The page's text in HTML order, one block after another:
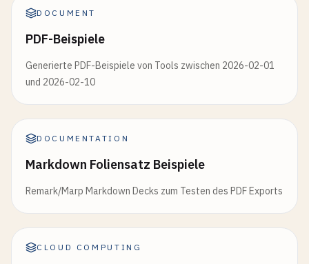
DOCUMENT
PDF-Beispiele
Generierte PDF-Beispiele von Tools zwischen 2026-02-01
und 2026-02-10
DOCUMENTATION
Markdown Foliensatz Beispiele
Remark/Marp Markdown Decks zum Testen des PDF Exports
CLOUD COMPUTING